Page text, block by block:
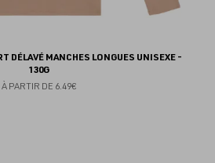
DÉLAVÉ MANCHES LONGUES UNISEXE -
130G
À PARTIR DE 6.49€